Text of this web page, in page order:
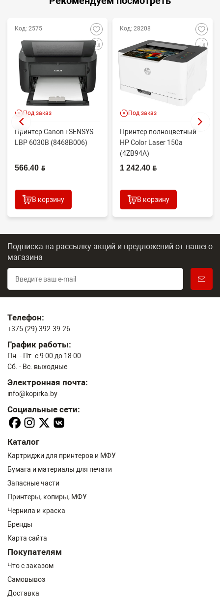
Код: 2575
Под заказ
Принтер Canon i-SENSYS
LBP 6030B (8468B006)
566.40 BYN
В корзину
Код: 28208
Под заказ
Принтер полноцветный
HP Color Laser 150a
(4ZB94A)
1 242.40 BYN
В корзину
Подписка на рассылку акций и предложений от нашего
магазина
Телефон:
+375 (29) 392-39-26
График работы:
Пн. - Пт. с 9:00 до 18:00
Сб. - Вс. выходные
Электронная почта:
info@kopirka.by
Социальные сети:
Каталог
Картриджи для принтеров и МФУ
Бумага и материалы для печати
Запасные части
Принтеры, копиры, МФУ
Чернила и краска
Бренды
Карта сайта
Покупателям
Что с заказом
Самовывоз
Доставка